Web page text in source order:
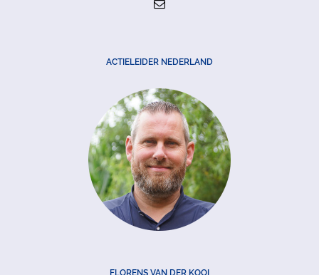
ACTIELEIDER NEDERLAND
FLORENS VAN DER KOOI